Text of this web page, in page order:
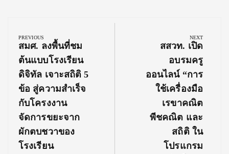
navigation
PREVIOUS
Previous
Post:
สมศ. ลงพื้นที่ชม
ต้นแบบโรงเรียน
ดิจิทัล เจาะสถิติ 5
ข้อ สู่ความสำเร็จ
กับโครงงาน
จัดการขยะจาก
ผักตบชวาของ
โรงเรียน
NEXT
Next
Post:
สสวท. เปิด
อบรมครู
ออนไลน์ “การ
ใช้เครื่องมือ
เรขาคณิต
พีชคณิต และ
สถิติ ใน
โปรแกรม